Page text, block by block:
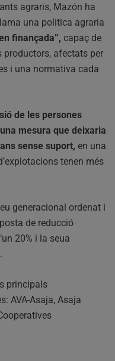
agraris, Mazón ha
una politica agraria
finançada”, capaç de
productors, afectats per
i una normativa cada
de les persones
mesura que deixaria
sense suport, en una
tenen més
generacional ordenat i
de reducció
20% i la seua
principals
AVA-Asaja, Asaja